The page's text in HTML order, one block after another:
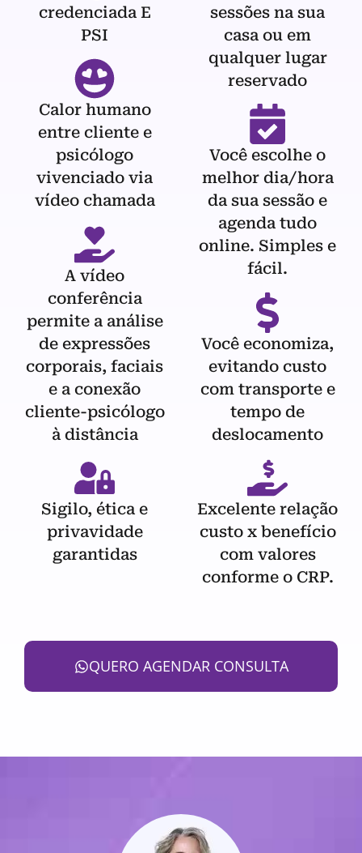
credenciada E
PSI
Calor humano
entre cliente e
psicólogo
vivenciado via
vídeo chamada
A vídeo
conferência
permite a análise
de expressões
corporais, faciais
e a conexão
cliente-psicólogo
à distância
Sigilo, ética e
privavidade
garantidas
sessões na sua
casa ou em
qualquer lugar
reservado
Você escolhe o
melhor dia/hora
da sua sessão e
agenda tudo
online. Simples e
fácil.
Você economiza,
evitando custo
com transporte e
tempo de
deslocamento
Excelente relação
custo x benefício
com valores
conforme o CRP.
QUERO AGENDAR CONSULTA